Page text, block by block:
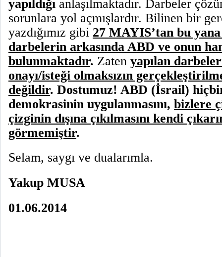
yapıldığı anlaşılmaktadır. Darbeler
sorunlara yol açmışlardır. Bilinen bir
yazdığımız gibi 27 MAYIS’tan bu
darbelerin arkasında ABD ve onun
bulunmaktadır. Zaten yapılan
onayı/isteği olmaksızın
değildir. Dostumuz! ABD (İsrail)
demokrasinin uygulanmasını, bizlere
çizginin dışına çıkılmasını kendi
görmemiştir.
Selam, saygı ve dualarımla.
Yakup MUSA
01.06.2014